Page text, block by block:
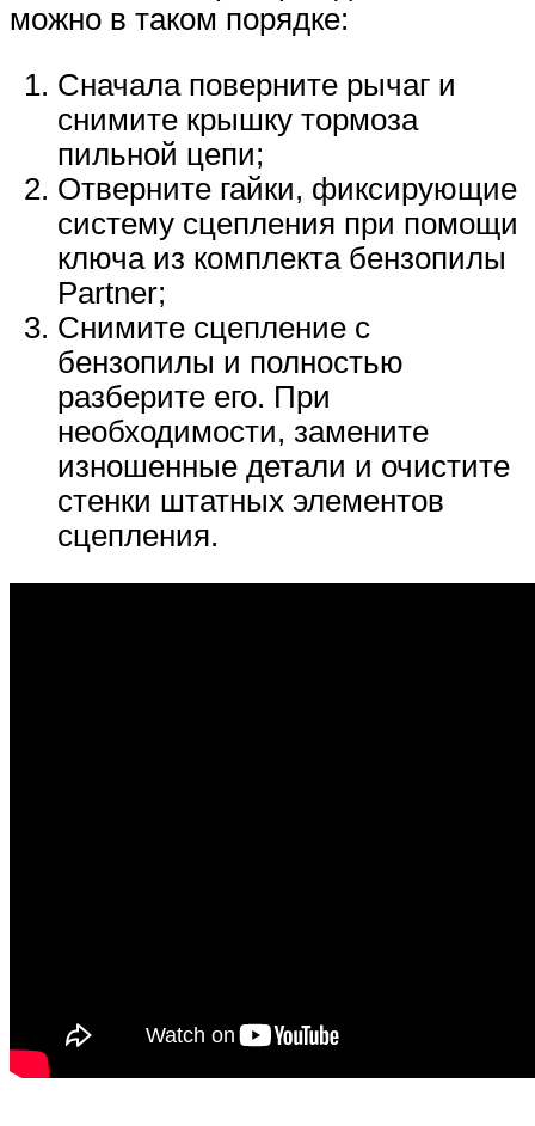
можно в таком порядке:
Сначала поверните рычаг и
снимите крышку тормоза
пильной цепи;
Отверните гайки, фиксирующие
систему сцепления при помощи
ключа из комплекта бензопилы
Partner;
Снимите сцепление с
бензопилы и полностью
разберите его. При
необходимости, замените
изношенные детали и очистите
стенки штатных элементов
сцепления.